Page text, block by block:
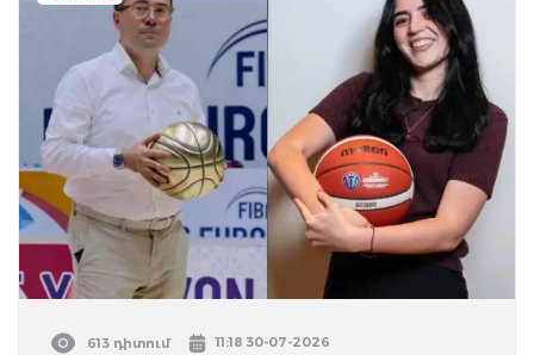
613 դիտում 11:18 30-07-2026